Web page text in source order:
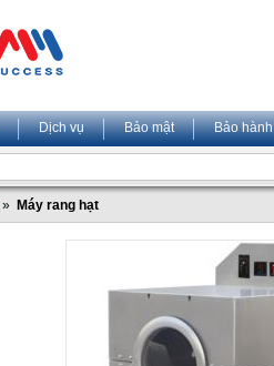
Dịch vụ Bảo mật Bảo hành
» Máy rang hạt